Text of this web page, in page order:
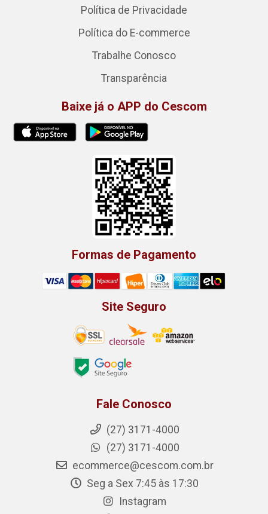
Política de Privacidade
Política do E-commerce
Trabalhe Conosco
Transparência
Baixe já o APP do Cescom
Formas de Pagamento
Site Seguro
Fale Conosco
(27) 3171-4000
(27) 3171-4000
ecommerce@cescom.com.br
Seg a Sex 7:45 às 17:30
Instagram